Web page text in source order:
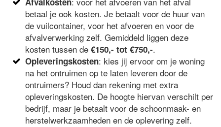
betaal je ook kosten. Je betaalt voor de huur van
de vuilcontainer, voor het afvoeren en voor de
afvalverwerking zelf. Gemiddeld liggen deze
kosten tussen de€150,- tot €750,-.
Opleveringskosten: kies jij ervoor om je woning
na het ontruimen op te laten leveren door de
ontruimers? Houd dan rekening met extra
opleveringskosten. De hoogte hiervan verschilt per
bedrijf, maar je betaalt voor de schoonmaak- en
herstelwerkzaamheden en de oplevering zelf.